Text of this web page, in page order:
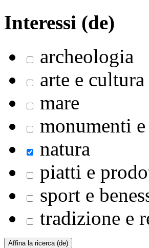
Interessi (de)
archeologia
arte e cultura
mare
monumenti
natura
piatti e
sport e
tradizione e